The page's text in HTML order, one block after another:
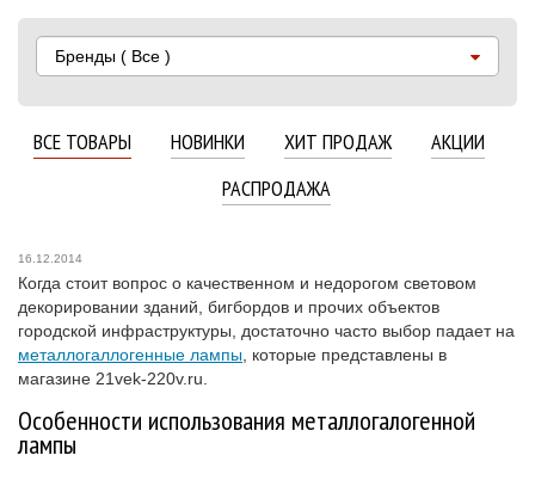
Бренды ( Все )
ВСЕ ТОВАРЫ НОВИНКИ ХИТ ПРОДАЖ
АКЦИИ
РАСПРОДАЖА
16.12.2014
Когда стоит вопрос о качественном и недорогом световом
декорировании зданий, бигбордов и прочих объектов
городской инфраструктуры, достаточно часто выбор падает на
металлогаллогенные лампы , которые представлены в
магазине 21vek-220v.ru.
Особенности использования металлогалогенной
лампы